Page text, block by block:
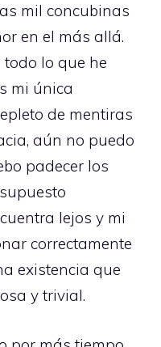
mil concubinas
en el más allá.
todo lo que he
mi única
de mentiras
aún no puedo
padecer los
lejos y mi
correctamente
existencia que
y trivial.